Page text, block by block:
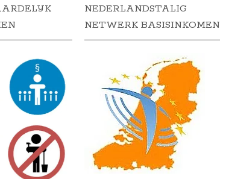
NEDERLANDSTALIG
NETWERK BASISINKOMEN